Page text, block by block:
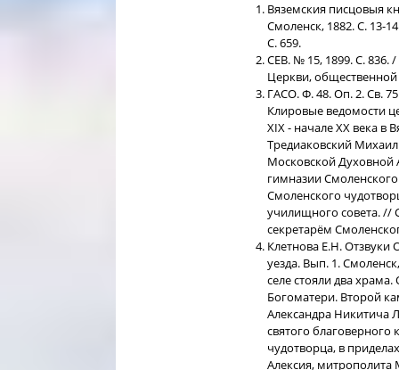
Вяземския писцовыя
Смоленск, 1882. С. 13-
С. 659.
СЕВ. № 15, 1899. С. 836.
Церкви, общественной
ГАСО. Ф. 48. Оп. 2. Св.
Клировые ведомости
XIX - начале XX века в
Тредиаковский
Московской Духовной
гимназии Смоленского
Смоленского
училищного совета. //
секретарём
Клетнова Е.Н. Отзвуки
уезда. Вып. 1.
селе стояли два
Богоматери. Второй
Александра Никитича
святого благоверного
чудотворца, в
Алексия, митрополита